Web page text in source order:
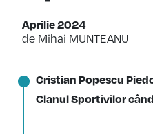
Aprilie 2024
de Mihai MUNTEANU
Cristian Popescu
Clanul Sportivilor